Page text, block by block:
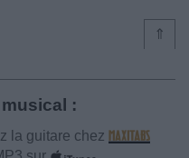
⇑
:
la guitare chez